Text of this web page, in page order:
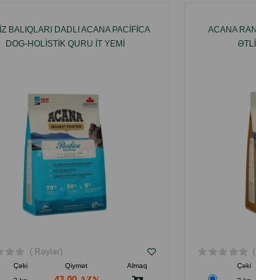
BALIQLARI DADLI ACANA PACIFICA
DOG-HOLISTIK QURU IT YEMI
( Rəylər)
Çəki Qiymət
Almaq
ACANA
Çəki